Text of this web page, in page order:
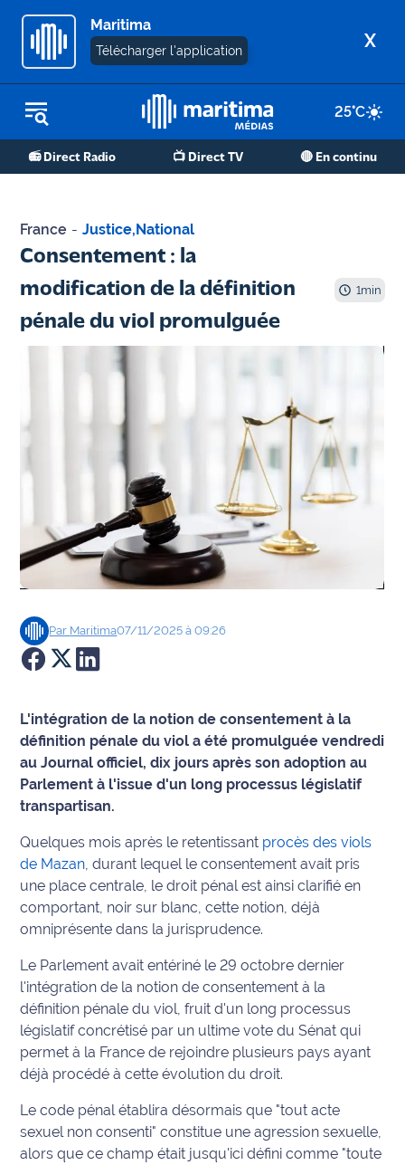
Maritima
Télécharger l'application X
25°C
📻 Direct Radio 📺 Direct TV 🔴 En continu
REPLAY RADIO
REPLAY TV
Martigues
de Berre
Marseille
Sports
Société
Culture
Économie
Éducation
Emploi
Environnement
Info
route
Justice
Météo
Politique
Santé
Social
Transport
France - Justice,National
Consentement : la
modification de la définition
pénale du viol promulguée
1min
Par Maritima07/11/2025 à 09:26
L'intégration de la notion de consentement à la
définition pénale du viol a été promulguée vendredi
au Journal officiel, dix jours après son adoption au
Parlement à l'issue d'un long processus législatif
transpartisan.
Quelques mois après le retentissant procès des viols
de Mazan, durant lequel le consentement avait pris
une place centrale, le droit pénal est ainsi clarifié en
comportant, noir sur blanc, cette notion, déjà
omniprésente dans la jurisprudence.
Le Parlement avait entériné le 29 octobre dernier
l'intégration de la notion de consentement à la
définition pénale du viol, fruit d'un long processus
législatif concrétisé par un ultime vote du Sénat qui
permet à la France de rejoindre plusieurs pays ayant
déjà procédé à cette évolution du droit.
Le code pénal établira désormais que "tout acte
sexuel non consenti" constitue une agression sexuelle,
alors que ce champ était jusqu'ici défini comme "toute